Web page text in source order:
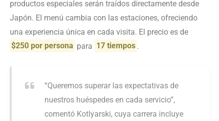
productos especiales serán traídos directamente desde
Japón. El menú cambia con las estaciones, ofreciendo
una experiencia única en cada visita. El precio es de
$250 por persona para 17 tiempos .
“Queremos superar las expectativas de
nuestros huéspedes en cada servicio”,
comentó Kotlyarski, cuya carrera incluye